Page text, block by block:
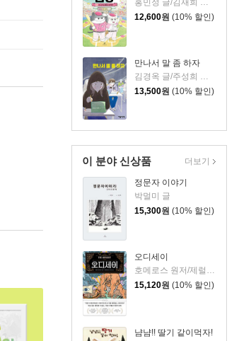
12,600원 (10% 할인)
만나서 말 좀 하자
13,500원 (10% 할인)
이 분야 신상품
정문자 이야기
박멀미 글
15,300원 (10% 할인)
오디세이
15,120원 (10% 할인)
냠냠!! 딸기 같이먹자!
더보기